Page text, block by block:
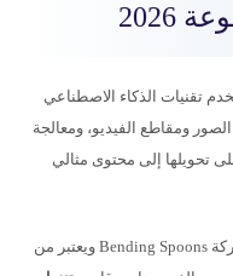
2026
تقنيات الذكاء الاصطناعي
ومقاطع الفيديو، ومعالجة
تحويلها إلى محتوى مثالي
من انتاج شركة Bending Spoons ويعتبر من